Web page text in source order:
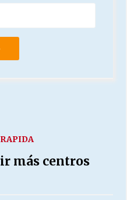
más centros